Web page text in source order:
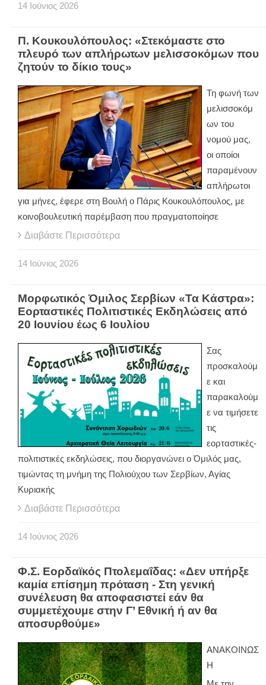
14 Ιούνιος 2026
Π. Κουκουλόπουλος: «Στεκόμαστε στο
πλευρό των απλήρωτων μελισσοκόμων που
ζητούν το δίκιο τους»
Τη φωνή των
μελισσοκόμ
ων του
νομού μας,
οι οποίοι
παραμένουν
απλήρωτοι
για μήνες, έφερε στη Βουλή ο Πάρις Κουκουλόπουλος, με
κοινοβουλευτική παρέμβαση που πραγματοποίησε
Διαβάστε Περισσότερα
14 Ιούνιος 2026
Μορφωτικός Όμιλος Σερβίων «Τα Κάστρα»:
Εορταστικές Πολιτιστικές Εκδηλώσεις από
20 Ιουνίου έως 6 Ιουλίου
Σας
προσκαλούμ
ε και
παρακαλούμ
ε να τιμήσετε
τις
εορταστικές-
πολιτιστικές εκδηλώσεις, που διοργανώνει ο Όμιλός μας,
τιμώντας τη μνήμη της Πολιούχου των Σερβίων, Αγίας
Κυριακής
Διαβάστε Περισσότερα
14 Ιούνιος 2026
Φ.Σ. Εορδαϊκός Πτολεμαΐδας: «Δεν υπήρξε
καμία επίσημη πρόταση - Στη γενική
συνέλευση θα αποφασιστεί εάν θα
συμμετέχουμε στην Γ’ Εθνική ή αν θα
αποσυρθούμε»
ΑΝΑΚΟΙΝΩΣ
Η